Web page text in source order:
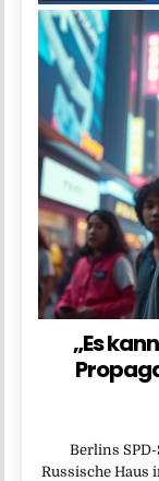
„Es
Berlins
Russische Haus